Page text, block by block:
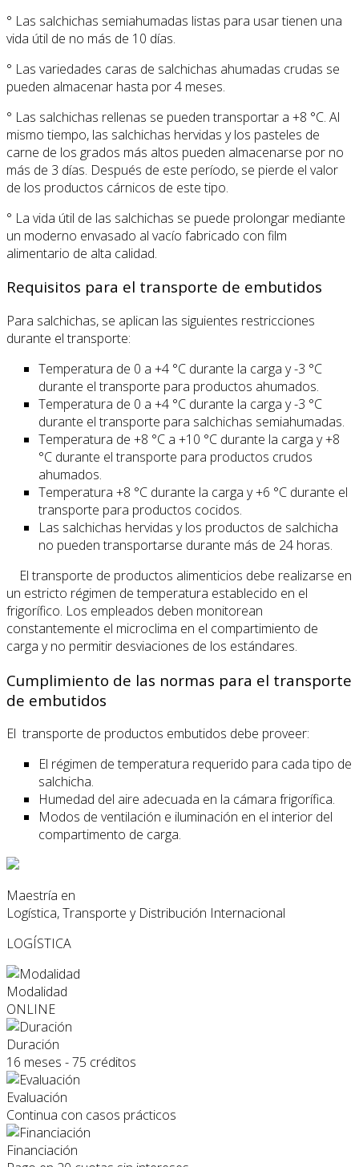
° Las salchichas semiahumadas listas para usar tienen una
vida útil de no más de 10 días.
° Las variedades caras de salchichas ahumadas crudas se
pueden almacenar hasta por 4 meses.
° Las salchichas rellenas se pueden transportar a +8 °C. Al
mismo tiempo, las salchichas hervidas y los pasteles de
carne de los grados más altos pueden almacenarse por no
más de 3 días. Después de este período, se pierde el valor
de los productos cárnicos de este tipo.
° La vida útil de las salchichas se puede prolongar mediante
un moderno envasado al vacío fabricado con film
alimentario de alta calidad.
Requisitos para el transporte de embutidos
Para salchichas, se aplican las siguientes restricciones
durante el transporte:
Temperatura de 0 a +4 °C durante la carga y -3 °C
durante el transporte para productos ahumados.
Temperatura de 0 a +4 °C durante la carga y -3 °C
durante el transporte para salchichas semiahumadas.
Temperatura de +8 °C a +10 °C durante la carga y +8
°C durante el transporte para productos crudos
ahumados.
Temperatura +8 °C durante la carga y +6 °C durante el
transporte para productos cocidos.
Las salchichas hervidas y los productos de salchicha
no pueden transportarse durante más de 24 horas.
El transporte de productos alimenticios debe realizarse en
un estricto régimen de temperatura establecido en el
frigorífico. Los empleados deben monitorean
constantemente el microclima en el compartimiento de
carga y no permitir desviaciones de los estándares.
Cumplimiento de las normas para el transporte
de embutidos
El transporte de productos embutidos debe proveer:
El régimen de temperatura requerido para cada tipo de
salchicha.
Humedad del aire adecuada en la cámara frigorífica.
Modos de ventilación e iluminación en el interior del
compartimento de carga.
Maestría en
Logística, Transporte y Distribución Internacional
LOGÍSTICA
Modalidad
ONLINE
Duración
16 meses - 75 créditos
Evaluación
Continua con casos prácticos
Financiación